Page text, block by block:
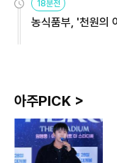
18분전
농식품부, '천원의
아주PICK >